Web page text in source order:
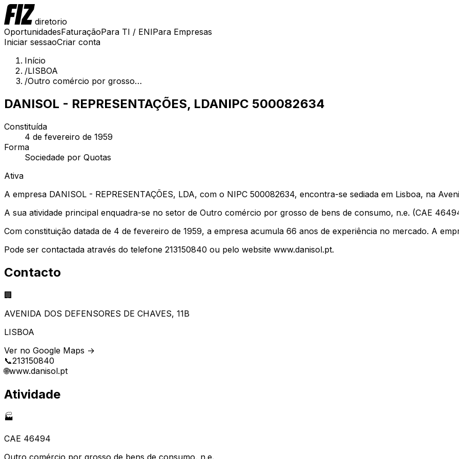
diretorio
OportunidadesFaturaçãoPara TI / ENIPara Empresas
Iniciar sessaoCriar conta
Início
/LISBOA
/Outro comércio por grosso…
DANISOL - REPRESENTAÇÕES, LDANIPC 500082634
Constituída
4 de fevereiro de 1959
Forma
Sociedade por Quotas
Ativa
A empresa DANISOL - REPRESENTAÇÕES, LDA, com o NIPC 500082634, encontra-se sediada em Lisboa, na
A sua atividade principal enquadra-se no setor de Outro comércio por grosso de bens de consumo, n.e. (CAE
Com constituição datada de 4 de fevereiro de 1959, a empresa acumula 66 anos de experiência no mercado. A
Pode ser contactada através do telefone 213150840 ou pelo website www.danisol.pt.
Contacto
🏢
AVENIDA DOS DEFENSORES DE CHAVES, 11B
LISBOA
Ver no Google Maps →
📞213150840
🌐www.danisol.pt
Atividade
🏭
CAE 46494